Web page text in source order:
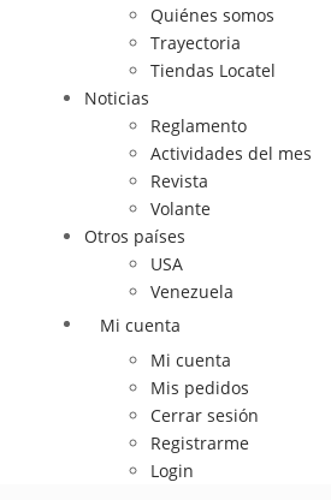
Quiénes somos
Trayectoria
Tiendas Locatel
Noticias
Reglamento
Actividades del mes
Revista
Volante
Otros países
USA
Venezuela
Mi cuenta
Mi cuenta
Mis pedidos
Cerrar sesión
Registrarme
Login